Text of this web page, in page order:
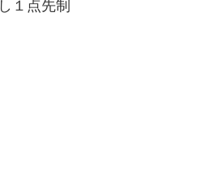
１点先制